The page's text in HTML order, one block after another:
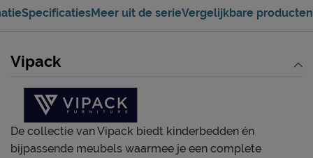
SpecificatiesMeer uit de serieVergelijkbare producten
Vipack
De collectie van Vipack biedt kinderbedden én
bijpassende meubels waarmee je een complete